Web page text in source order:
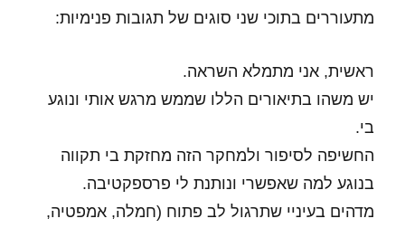
מתעוררים בתוכי שני סוגים של תגובות פנימיות:
ראשית, אני מתמלא השראה.
יש משהו בתיאורים הללו שממש מרגש אותי ונוגע
בי.
החשיפה לסיפור ולמחקר הזה מחזקת בי תקווה
בנוגע למה שאפשרי ונותנת לי פרספקטיבה.
מדהים בעיניי שתרגול לב פתוח (חמלה, אמפטיה,